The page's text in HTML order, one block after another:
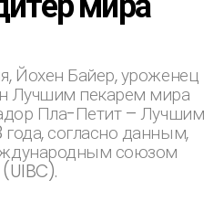
Йохен Байер, уроженец
Лучшим пекарем мира
Пла-Петит – Лучшим
согласно данным,
союзом